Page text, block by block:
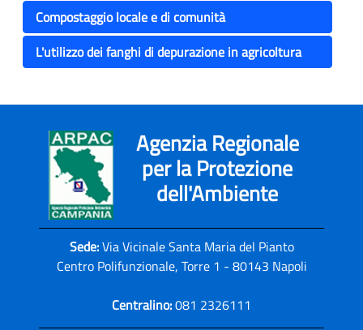
Compostaggio locale e di comunità
L'utilizzo dei fanghi di depurazione in agricoltura
Agenzia Regionale
per la Protezione
dell'Ambiente
Sede:Via Vicinale Santa Maria del Pianto
Centro Polifunzionale, Torre 1 - 80143 Napoli
Centralino:081 2326111